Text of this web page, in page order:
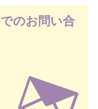
のお問い合